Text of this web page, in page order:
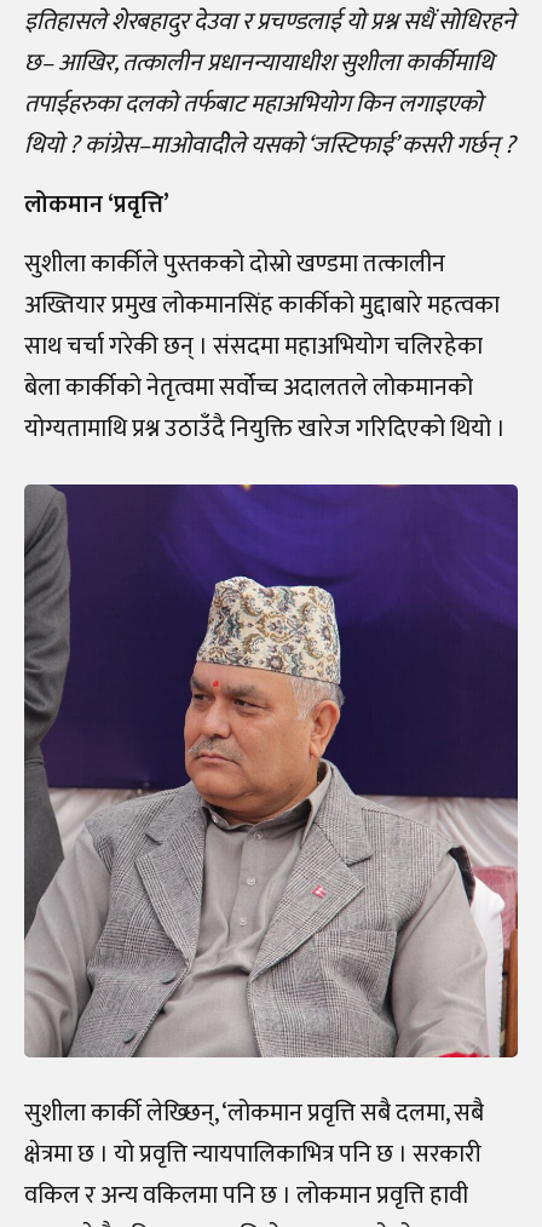
इतिहासले शेरबहादुर देउवा र प्रचण्डलाई यो प्रश्न सधैं सोधिरहने
छ– आखिर, तत्कालीन प्रधानन्यायाधीश सुशीला कार्कीमाथि
तपाईहरुका दलको तर्फबाट महाअभियोग किन लगाइएको
थियो ? कांग्रेस–माओवादीेले यसको ‘जस्टिफाई’ कसरी गर्छन् ?
लोकमान ‘प्रवृत्ति’
सुशीला कार्कीले पुस्तकको दोस्रो खण्डमा तत्कालीन
अख्तियार प्रमुख लोकमानसिंह कार्कीको मुद्दाबारे महत्वका
साथ चर्चा गरेकी छन् । संसदमा महाअभियोग चलिरहेका
बेला कार्कीको नेतृत्वमा सर्वोच्च अदालतले लोकमानको
योग्यतामाथि प्रश्न उठाउँदै नियुक्ति खारेज गरिदिएको थियो ।
सुशीला कार्की लेख्छिन्, ‘लोकमान प्रवृत्ति सबै दलमा, सबै
क्षेत्रमा छ । यो प्रवृत्ति न्यायपालिकाभित्र पनि छ । सरकारी
वकिल र अन्य वकिलमा पनि छ । लोकमान प्रवृत्ति हावी